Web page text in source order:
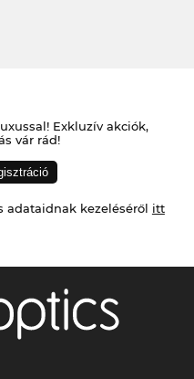
Exkluzív akciók,
vár rád!
adataidnak kezeléséről itt